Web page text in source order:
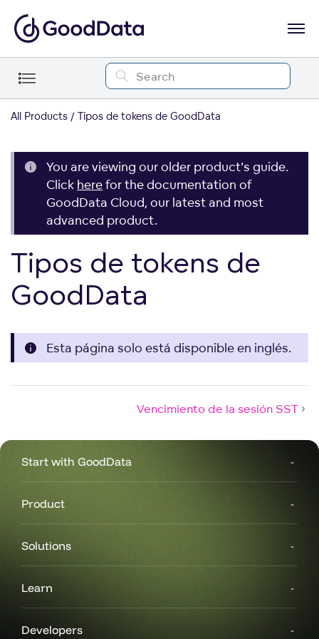
All Products Tipos de tokens de GoodData
You are viewing our older product's guide.
Click herefor the documentation of
GoodData Cloud, our latest and most
advanced product.
Tipos de tokens de
GoodData
Esta página solo está disponible en inglés.
Vencimiento de la sesión SST
Start with GoodData
Product
Solutions
Learn
Developers